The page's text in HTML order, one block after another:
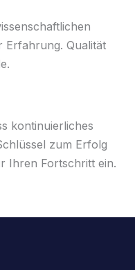
Erfahrung. Qualität
kontinuierliches
zum Erfolg
Ihren Fortschritt ein.